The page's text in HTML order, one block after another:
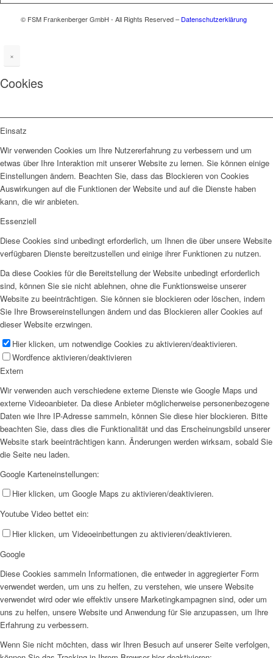
© FSM Frankenberger GmbH - All Rights Reserved – Datenschutzerklärung
×
Cookies
Einsatz
Wir verwenden Cookies um Ihre Nutzererfahrung zu verbessern und um
etwas über Ihre Interaktion mit unserer Website zu lernen. Sie können einige
Einstellungen ändern. Beachten Sie, dass das Blockieren von Cookies
Auswirkungen auf die Funktionen der Website und auf die Dienste haben
kann, die wir anbieten.
Essenziell
Diese Cookies sind unbedingt erforderlich, um Ihnen die über unsere Website
verfügbaren Dienste bereitzustellen und einige ihrer Funktionen zu nutzen.
Da diese Cookies für die Bereitstellung der Website unbedingt erforderlich
sind, können Sie sie nicht ablehnen, ohne die Funktionsweise unserer
Website zu beeinträchtigen. Sie können sie blockieren oder löschen, indem
Sie Ihre Browsereinstellungen ändern und das Blockieren aller Cookies auf
dieser Website erzwingen.
Hier klicken, um notwendige Cookies zu aktivieren/deaktivieren.
Wordfence aktivieren/deaktivieren
Extern
Wir verwenden auch verschiedene externe Dienste wie Google Maps und
externe Videoanbieter. Da diese Anbieter möglicherweise personenbezogene
Daten wie Ihre IP-Adresse sammeln, können Sie diese hier blockieren. Bitte
beachten Sie, dass dies die Funktionalität und das Erscheinungsbild unserer
Website stark beeinträchtigen kann. Änderungen werden wirksam, sobald Sie
die Seite neu laden.
Google Karteneinstellungen:
Hier klicken, um Google Maps zu aktivieren/deaktivieren.
Youtube Video bettet ein:
Hier klicken, um Videoeinbettungen zu aktivieren/deaktivieren.
Google
Diese Cookies sammeln Informationen, die entweder in aggregierter Form
verwendet werden, um uns zu helfen, zu verstehen, wie unsere Website
verwendet wird oder wie effektiv unsere Marketingkampagnen sind, oder um
uns zu helfen, unsere Website und Anwendung für Sie anzupassen, um Ihre
Erfahrung zu verbessern.
Wenn Sie nicht möchten, dass wir Ihren Besuch auf unserer Seite verfolgen,